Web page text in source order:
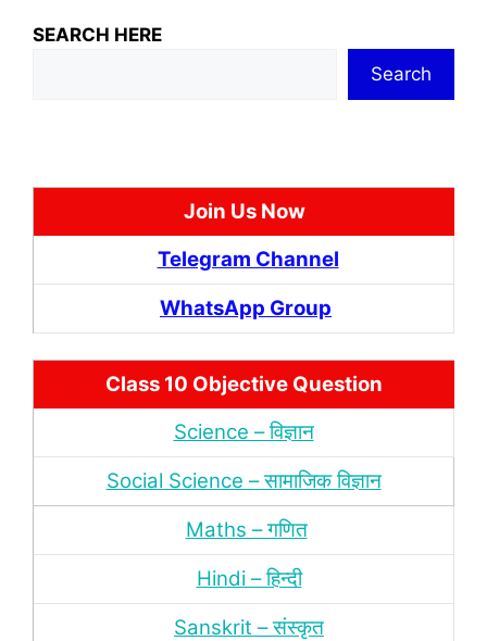
SEARCH HERE
Search
Join Us Now
Telegram Channel
WhatsApp Group
Class 10 Objective Question
Science – विज्ञान
Social Science – सामाजिक विज्ञान
Maths – गणित
Hindi – हिन्‍दी
Sanskrit – संस्‍कृत